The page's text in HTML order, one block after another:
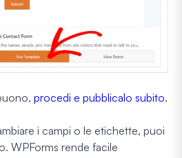
procedi e pubblicalo subito.
i campi o le etichette, puoi
WPForms rende facile